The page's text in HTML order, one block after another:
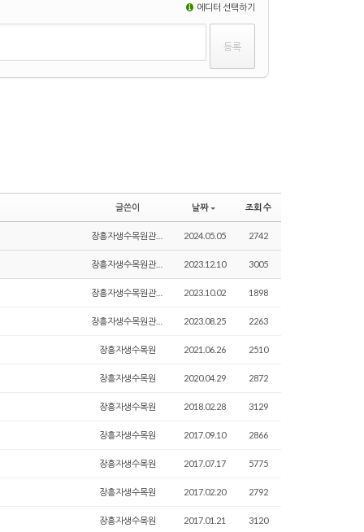
에디터 선택하기
글쓴이 날짜 조회 수
장흥자생수목원관리자 2024.05.05 2742
장흥자생수목원관리자 2023.12.10 3005
장흥자생수목원관리자 2023.10.02 1898
장흥자생수목원관리자 2023.08.25 2263
장흥자생수목원 2021.06.26 2510
장흥자생수목원 2020.04.29 2872
장흥자생수목원 2018.02.28 3129
장흥자생수목원 2017.09.10 2866
장흥자생수목원 2017.07.17 5775
장흥자생수목원 2017.02.20 2792
장흥자생수목원 2017.01.21 3120